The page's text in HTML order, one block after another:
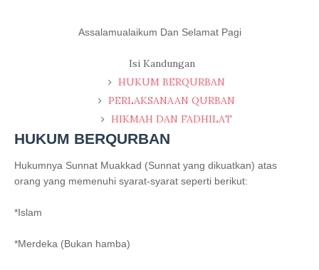
Assalamualaikum Dan Selamat Pagi
Isi Kandungan
HUKUM BERQURBAN
PERLAKSANAAN QURBAN
HIKMAH DAN FADHILAT
HUKUM BERQURBAN
Hukumnya Sunnat Muakkad (Sunnat yang dikuatkan) atas
orang yang memenuhi syarat-syarat seperti berikut:
*Islam
*Merdeka (Bukan hamba)